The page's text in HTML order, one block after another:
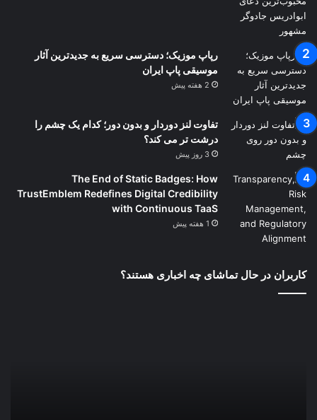
رپاپ موزیک؛ دسترسی سریع به جدیدترین آثار
موسیقی پاپ ایران
2 هفته پیش
تفاوت لنز دوردار و بدون دور؛ کدام یک چشم را
درشت تر می کند؟
3 روز پیش
The End of Static Badges: How
TrustEmblem Redefines Digital Credibility
with Continuous TaaS
1 هفته پیش
کاربران در حال تماشای چه اخباری هستند؟